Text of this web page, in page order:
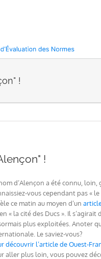
!
!
d’Alençon a été connu,
vous cependant pas «
ce matin au moyen d’un
« la cité des Ducs ». Il
plus exploitées. Anoter
Le saviez-vous?
découvrir l’article de Ouest-
aller plus loin, vous pouvez